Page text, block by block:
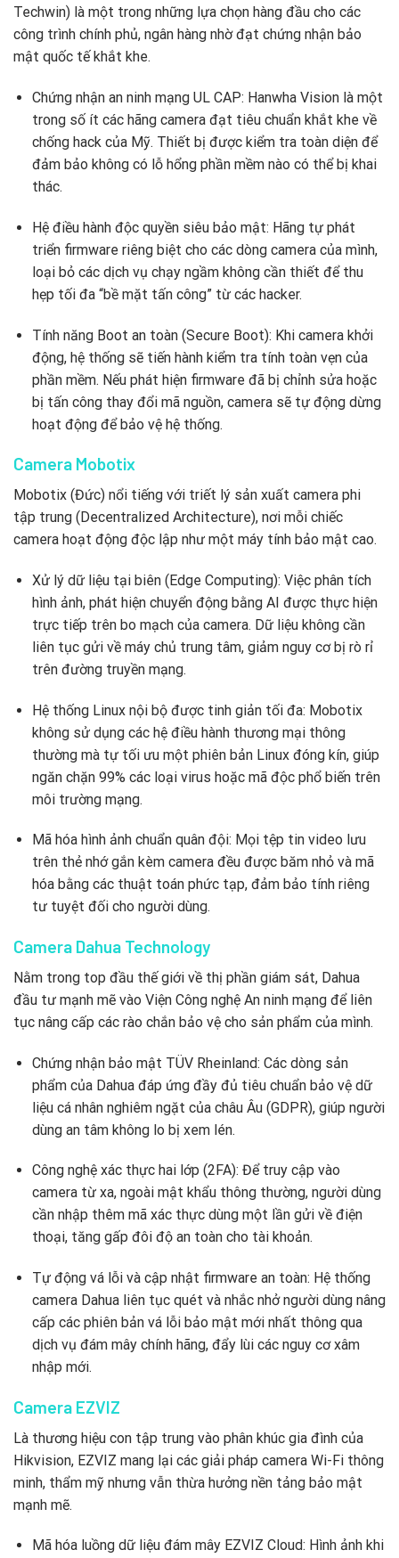
Techwin) là một trong những lựa chọn hàng đầu cho các
công trình chính phủ, ngân hàng nhờ đạt chứng nhận bảo
mật quốc tế khắt khe.
Chứng nhận an ninh mạng UL CAP: Hanwha Vision là một
trong số ít các hãng camera đạt tiêu chuẩn khắt khe về
chống hack của Mỹ. Thiết bị được kiểm tra toàn diện để
đảm bảo không có lỗ hổng phần mềm nào có thể bị khai
thác.
Hệ điều hành độc quyền siêu bảo mật: Hãng tự phát
triển firmware riêng biệt cho các dòng camera của mình,
loại bỏ các dịch vụ chạy ngầm không cần thiết để thu
hẹp tối đa “bề mặt tấn công” từ các hacker.
Tính năng Boot an toàn (Secure Boot): Khi camera khởi
động, hệ thống sẽ tiến hành kiểm tra tính toàn vẹn của
phần mềm. Nếu phát hiện firmware đã bị chỉnh sửa hoặc
bị tấn công thay đổi mã nguồn, camera sẽ tự động dừng
hoạt động để bảo vệ hệ thống.
Camera Mobotix
Mobotix (Đức) nổi tiếng với triết lý sản xuất camera phi
tập trung (Decentralized Architecture), nơi mỗi chiếc
camera hoạt động độc lập như một máy tính bảo mật cao.
Xử lý dữ liệu tại biên (Edge Computing): Việc phân tích
hình ảnh, phát hiện chuyển động bằng AI được thực hiện
trực tiếp trên bo mạch của camera. Dữ liệu không cần
liên tục gửi về máy chủ trung tâm, giảm nguy cơ bị rò rỉ
trên đường truyền mạng.
Hệ thống Linux nội bộ được tinh giản tối đa: Mobotix
không sử dụng các hệ điều hành thương mại thông
thường mà tự tối ưu một phiên bản Linux đóng kín, giúp
ngăn chặn 99% các loại virus hoặc mã độc phổ biến trên
môi trường mạng.
Mã hóa hình ảnh chuẩn quân đội: Mọi tệp tin video lưu
trên thẻ nhớ gắn kèm camera đều được băm nhỏ và mã
hóa bằng các thuật toán phức tạp, đảm bảo tính riêng
tư tuyệt đối cho người dùng.
Camera Dahua Technology
Nằm trong top đầu thế giới về thị phần giám sát, Dahua
đầu tư mạnh mẽ vào Viện Công nghệ An ninh mạng để liên
tục nâng cấp các rào chắn bảo vệ cho sản phẩm của mình.
Chứng nhận bảo mật TÜV Rheinland: Các dòng sản
phẩm của Dahua đáp ứng đầy đủ tiêu chuẩn bảo vệ dữ
liệu cá nhân nghiêm ngặt của châu Âu (GDPR), giúp người
dùng an tâm không lo bị xem lén.
Công nghệ xác thực hai lớp (2FA): Để truy cập vào
camera từ xa, ngoài mật khẩu thông thường, người dùng
cần nhập thêm mã xác thực dùng một lần gửi về điện
thoại, tăng gấp đôi độ an toàn cho tài khoản.
Tự động vá lỗi và cập nhật firmware an toàn: Hệ thống
camera Dahua liên tục quét và nhắc nhở người dùng nâng
cấp các phiên bản vá lỗi bảo mật mới nhất thông qua
dịch vụ đám mây chính hãng, đẩy lùi các nguy cơ xâm
nhập mới.
Camera EZVIZ
Là thương hiệu con tập trung vào phân khúc gia đình của
Hikvision, EZVIZ mang lại các giải pháp camera Wi-Fi thông
minh, thẩm mỹ nhưng vẫn thừa hưởng nền tảng bảo mật
mạnh mẽ.
Mã hóa luồng dữ liệu đám mây EZVIZ Cloud: Hình ảnh khi